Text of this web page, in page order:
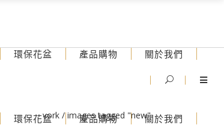
環保花盆 產品購物 關於我們
環保花盆 產品購物 關於我們
vork /images tagged "new"